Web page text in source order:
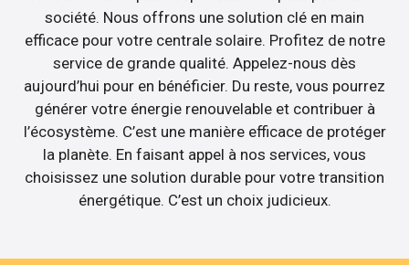
société. Nous offrons une solution clé en main
efficace pour votre centrale solaire. Profitez de notre
service de grande qualité. Appelez-nous dès
aujourd’hui pour en bénéficier. Du reste, vous pourrez
générer votre énergie renouvelable et contribuer à
l’écosystème. C’est une manière efficace de protéger
la planète. En faisant appel à nos services, vous
choisissez une solution durable pour votre transition
énergétique. C’est un choix judicieux.